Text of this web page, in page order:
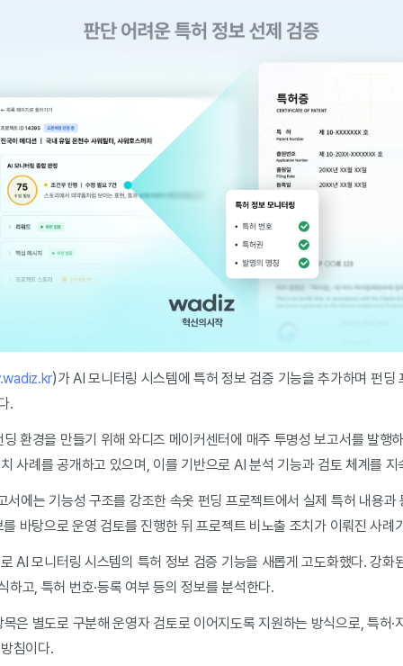
)가 AI 모니터링 시스템에 특허 정보 검증 기능을 추가하며 펀딩
.
환경을 만들기 위해 와디즈 메이커센터에 매주 투명성 보고서를 발행
사례를 공개하고 있으며, 이를 기반으로 AI 분석 기능과 검토 체계를
에는 기능성 구조를 강조한 속옷 펀딩 프로젝트에서 실제 특허 내용과
바탕으로 운영 검토를 진행한 뒤 프로젝트 비노출 조치가 이뤄진 사례
AI 모니터링 시스템의 특허 정보 검증 기능을 새롭게 고도화했다. 강화
하고, 특허 번호·등록 여부 등의 정보를 분석한다.
은 별도로 구분해 운영자 검토로 이어지도록 지원하는 방식으로, 특허·
침이다.